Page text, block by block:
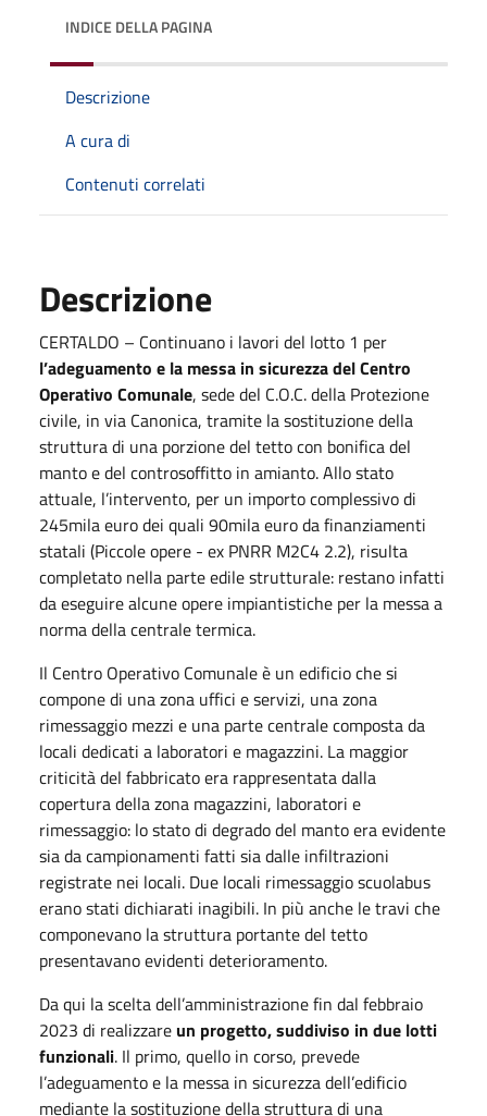
INDICE DELLA PAGINA
Descrizione
A cura di
Contenuti correlati
Descrizione
CERTALDO – Continuano i lavori del lotto 1 per
l’adeguamento e la messa in sicurezza del Centro
Operativo Comunale, sede del C.O.C. della Protezione
civile, in via Canonica, tramite la sostituzione della
struttura di una porzione del tetto con bonifica del
manto e del controsoffitto in amianto. Allo stato
attuale, l’intervento, per un importo complessivo di
245mila euro dei quali 90mila euro da finanziamenti
statali (Piccole opere - ex PNRR M2C4 2.2), risulta
completato nella parte edile strutturale: restano infatti
da eseguire alcune opere impiantistiche per la messa a
norma della centrale termica.
Il Centro Operativo Comunale è un edificio che si
compone di una zona uffici e servizi, una zona
rimessaggio mezzi e una parte centrale composta da
locali dedicati a laboratori e magazzini. La maggior
criticità del fabbricato era rappresentata dalla
copertura della zona magazzini, laboratori e
rimessaggio: lo stato di degrado del manto era evidente
sia da campionamenti fatti sia dalle infiltrazioni
registrate nei locali. Due locali rimessaggio scuolabus
erano stati dichiarati inagibili. In più anche le travi che
componevano la struttura portante del tetto
presentavano evidenti deterioramento.
Da qui la scelta dell’amministrazione fin dal febbraio
2023 di realizzare un progetto, suddiviso in due lotti
funzionali. Il primo, quello in corso, prevede
l’adeguamento e la messa in sicurezza dell’edificio
mediante la sostituzione della struttura di una